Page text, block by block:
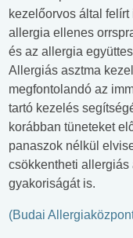
kezelőorvos által
allergia ellenes
és az allergia
Allergiás asztma
megfontolandó az
tartó kezelés
korábban tüneteket
panaszok nélkül
csökkentheti allergiás
gyakoriságát is.
(Budai